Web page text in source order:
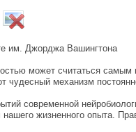
им. Джорджа Вашингтона
может считаться
механизм
современной
жизненного опыта.